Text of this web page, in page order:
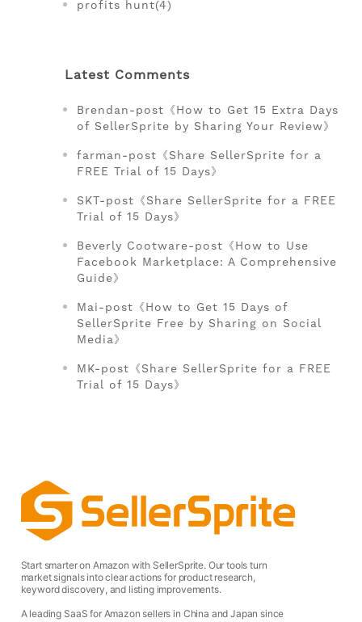
profits hunt(4)
Latest Comments
Brendan-post《How to Get 15 Extra Days
of SellerSprite by Sharing Your Review》
farman-post《Share SellerSprite for a
FREE Trial of 15 Days》
SKT-post《Share SellerSprite for a FREE
Trial of 15 Days》
Beverly Cootware-post《How to Use
Facebook Marketplace: A Comprehensive
Guide》
Mai-post《How to Get 15 Days of
SellerSprite Free by Sharing on Social
Media》
MK-post《Share SellerSprite for a FREE
Trial of 15 Days》